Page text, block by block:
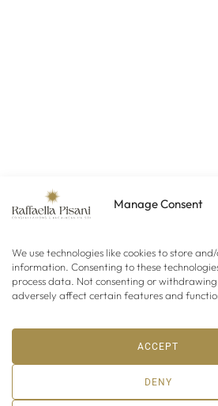
Manage Consent
We use technologies like cookies to store
information. Consenting to these
process data. Not consenting or
adversely affect certain features and
ACCEPT
DENY